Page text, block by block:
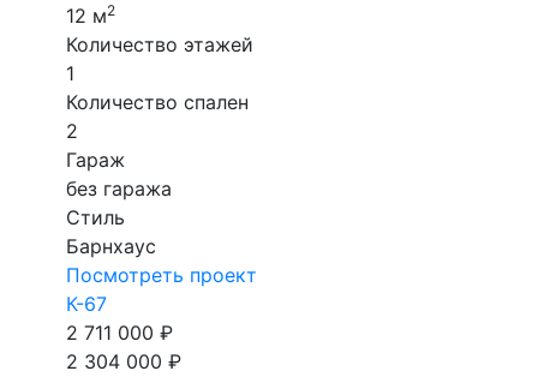
12 м2
Количество этажей
1
Количество спален
2
Гараж
без гаража
Стиль
Барнхаус
Посмотреть проект
К-67
2 711 000 ₽
2 304 000 ₽